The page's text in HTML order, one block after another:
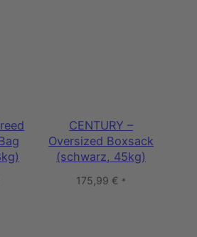
CENTURY –
Oversized Boxsack
(schwarz, 45kg)
175,99 € *